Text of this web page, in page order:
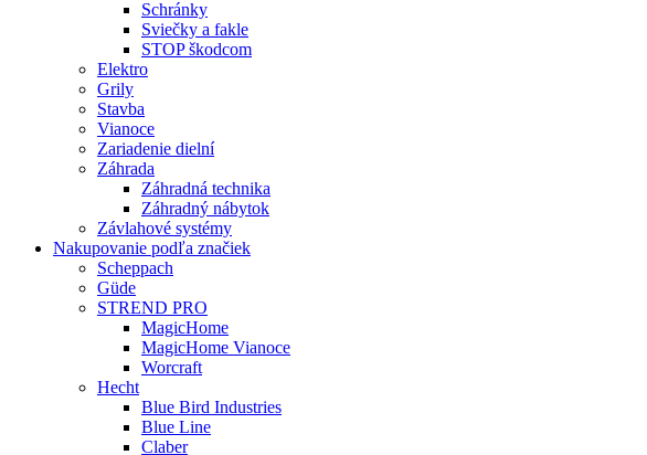
Schránky
Sviečky a fakle
STOP škodcom
Elektro
Grily
Stavba
Vianoce
Zariadenie dielní
Záhrada
Záhradná technika
Záhradný nábytok
Závlahové systémy
Nakupovanie podľa značiek
Scheppach
Güde
STREND PRO
MagicHome
MagicHome Vianoce
Worcraft
Hecht
Blue Bird Industries
Blue Line
Claber